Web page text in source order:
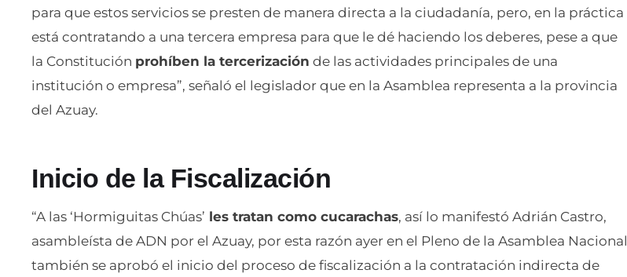
para que estos servicios se presten de manera directa a la ciudadanía, pero, en la práctica
está contratando a una tercera empresa para que le dé haciendo los deberes, pese a que
la Constitución prohíben la tercerización de las actividades principales de una
institución o empresa”, señaló el legislador que en la Asamblea representa a la provincia
del Azuay.
Inicio de la Fiscalización
“A las ‘Hormiguitas Chúas’ les tratan como cucarachas, así lo manifestó Adrián Castro,
asambleísta de ADN por el Azuay, por esta razón ayer en el Pleno de la Asamblea Nacional
también se aprobó el inicio del proceso de fiscalización a la contratación indirecta de